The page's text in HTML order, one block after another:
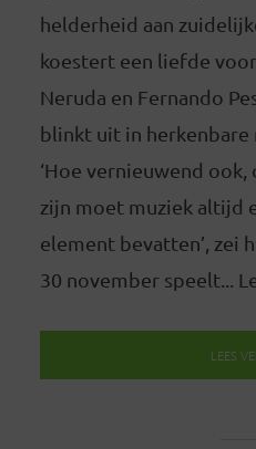
helderheid aan
koestert een liefde
Neruda en Fernando
blinkt uit in herkenbare
‘Hoe vernieuwend
zijn moet muziek altijd
element bevatten’, zei
30 november speelt...
LEES